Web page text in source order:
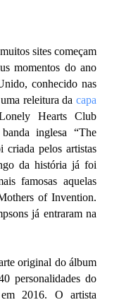
sites começam
momentos do ano
conhecido nas
releitura da capa
Hearts Club
inglesa “The
criada pelos artistas
da história já foi
famosas aquelas
of Invention.
já entraram na
original do álbum
personalidades do
2016. O artista